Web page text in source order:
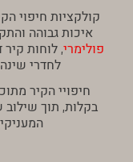
איכות גבוהה
פולימרי, לוחות קיר
לחדרי
חיפויי הקיר
בקלות, תוך